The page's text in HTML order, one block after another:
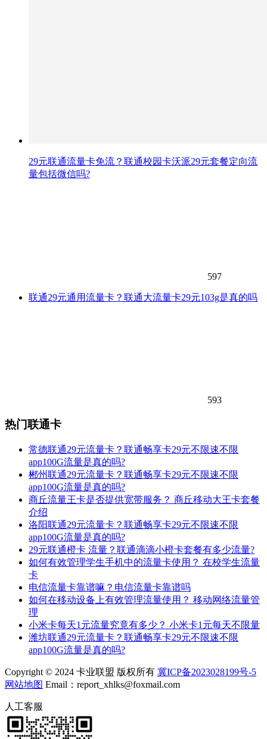
29元联通流量卡免流？联通校园卡沃派29元套餐定向流
量包括微信吗?
597
联通29元通用流量卡？联通大流量卡29元103g是真的吗
593
热门联通卡
常德联通29元流量卡？联通畅享卡29元不限速不限
app100G流量是真的吗?
郴州联通29元流量卡？联通畅享卡29元不限速不限
app100G流量是真的吗?
商丘流量王卡是否提供宽带服务？ 商丘移动大王卡套餐
介绍
洛阳联通29元流量卡？联通畅享卡29元不限速不限
app100G流量是真的吗?
29元联通橙卡 流量？联通滴滴小橙卡套餐有多少流量?
如何有效管理学生手机中的流量卡使用？ 在校学生流量
卡
电信流量卡靠谱嘛？电信流量卡靠谱吗
如何在移动设备上有效管理流量使用？ 移动网络流量管
理
小米卡每天1元流量究竟有多少？ 小米卡1元每天不限量
潍坊联通29元流量卡？联通畅享卡29元不限速不限
app100G流量是真的吗?
Copyright © 2024 卡业联盟 版权所有 冀ICP备2023028199号-5
网站地图 Email：report_xhlks@foxmail.com
人工客服